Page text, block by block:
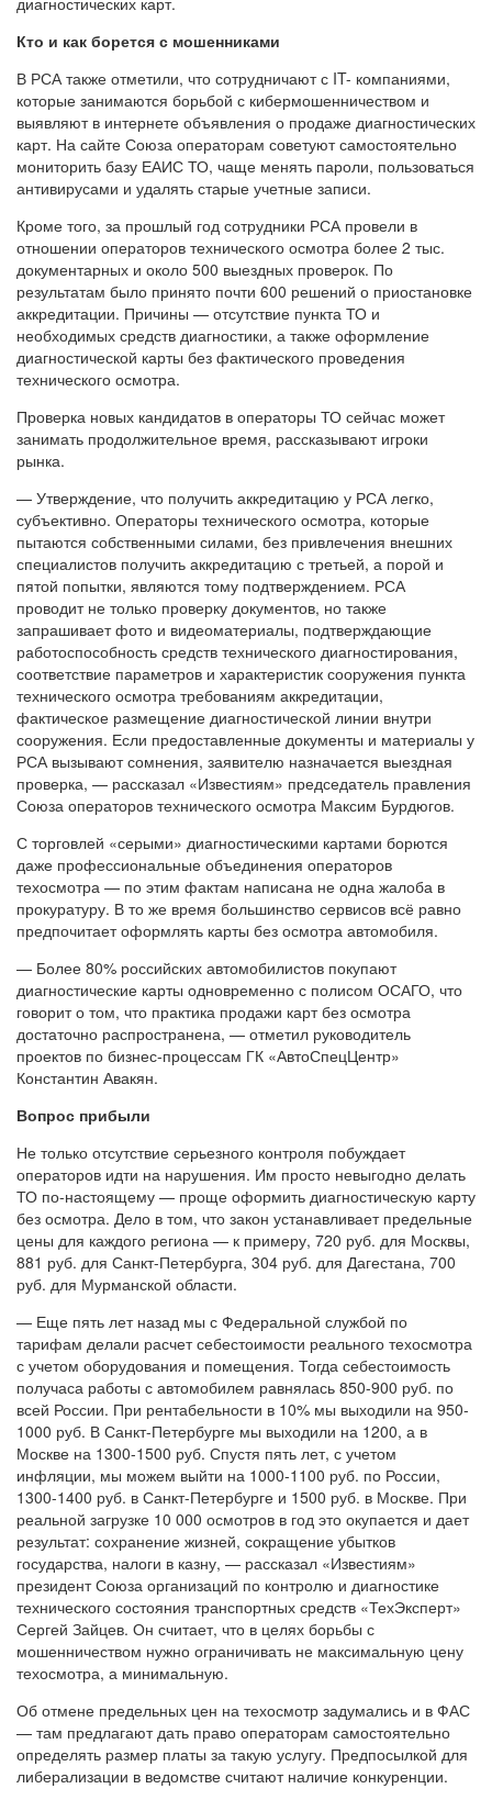
Кто и как борется с мошенниками
В РСА также отметили, что сотрудничают с IT- компаниями,
которые занимаются борьбой с кибермошенничеством и
выявляют в интернете объявления о продаже диагностических
карт. На сайте Союза операторам советуют самостоятельно
мониторить базу ЕАИС ТО, чаще менять пароли, пользоваться
антивирусами и удалять старые учетные записи.
Кроме того, за прошлый год сотрудники РСА провели в
отношении операторов технического осмотра более 2 тыс.
документарных и около 500 выездных проверок. По
результатам было принято почти 600 решений о приостановке
аккредитации. Причины — отсутствие пункта ТО и
необходимых средств диагностики, а также оформление
диагностической карты без фактического проведения
технического осмотра.
Проверка новых кандидатов в операторы ТО сейчас может
занимать продолжительное время, рассказывают игроки
рынка.
— Утверждение, что получить аккредитацию у РСА легко,
субъективно. Операторы технического осмотра, которые
пытаются собственными силами, без привлечения внешних
специалистов получить аккредитацию с третьей, а порой и
пятой попытки, являются тому подтверждением. РСА
проводит не только проверку документов, но также
запрашивает фото и видеоматериалы, подтверждающие
работоспособность средств технического диагностирования,
соответствие параметров и характеристик сооружения пункта
технического осмотра требованиям аккредитации,
фактическое размещение диагностической линии внутри
сооружения. Если предоставленные документы и материалы у
РСА вызывают сомнения, заявителю назначается выездная
проверка, — рассказал «Известиям» председатель правления
Союза операторов технического осмотра Максим Бурдюгов.
С торговлей «серыми» диагностическими картами борются
даже профессиональные объединения операторов
техосмотра — по этим фактам написана не одна жалоба в
прокуратуру. В то же время большинство сервисов всё равно
предпочитает оформлять карты без осмотра автомобиля.
— Более 80% российских автомобилистов покупают
диагностические карты одновременно с полисом ОСАГО, что
говорит о том, что практика продажи карт без осмотра
достаточно распространена, — отметил руководитель
проектов по бизнес-процессам ГК «АвтоСпецЦентр»
Константин Авакян.
Вопрос прибыли
Не только отсутствие серьезного контроля побуждает
операторов идти на нарушения. Им просто невыгодно делать
ТО по-настоящему — проще оформить диагностическую карту
без осмотра. Дело в том, что закон устанавливает предельные
цены для каждого региона — к примеру, 720 руб. для Москвы,
881 руб. для Санкт-Петербурга, 304 руб. для Дагестана, 700
руб. для Мурманской области.
— Еще пять лет назад мы с Федеральной службой по
тарифам делали расчет себестоимости реального техосмотра
с учетом оборудования и помещения. Тогда себестоимость
получаса работы с автомобилем равнялась 850-900 руб. по
всей России. При рентабельности в 10% мы выходили на 950-
1000 руб. В Санкт-Петербурге мы выходили на 1200, а в
Москве на 1300-1500 руб. Спустя пять лет, с учетом
инфляции, мы можем выйти на 1000-1100 руб. по России,
1300-1400 руб. в Санкт-Петербурге и 1500 руб. в Москве. При
реальной загрузке 10 000 осмотров в год это окупается и дает
результат: сохранение жизней, сокращение убытков
государства, налоги в казну, — рассказал «Известиям»
президент Союза организаций по контролю и диагностике
технического состояния транспортных средств «ТехЭксперт»
Сергей Зайцев. Он считает, что в целях борьбы с
мошенничеством нужно ограничивать не максимальную цену
техосмотра, а минимальную.
Об отмене предельных цен на техосмотр задумались и в ФАС
— там предлагают дать право операторам самостоятельно
определять размер платы за такую услугу. Предпосылкой для
либерализации в ведомстве считают наличие конкуренции.